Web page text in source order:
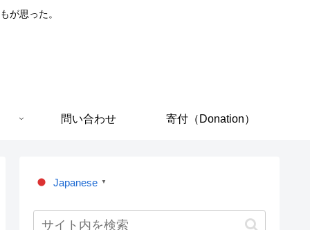
が思った。
問い合わせ 寄付（Donation）
Japanese ▼